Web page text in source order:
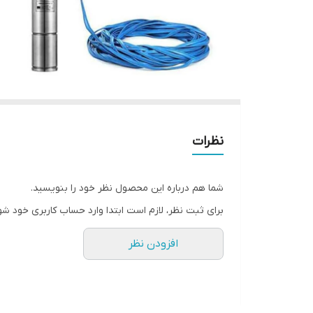
نظرات
شما هم درباره این محصول نظر خود را بنویسید.
برای ثبت نظر، لازم است ابتدا وارد حساب کاربری خود
افزودن نظر